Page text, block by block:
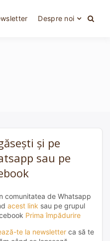
Despre noi
și pe
sau pe
comunitatea de Whatsapp
acest link sau pe grupul
Prima împădurire
te la newsletter ca să te